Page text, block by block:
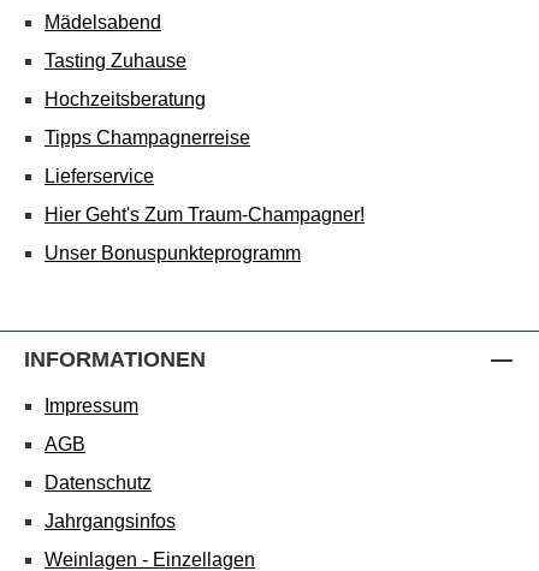
Mädelsabend
Tasting Zuhause
Hochzeitsberatung
Tipps Champagnerreise
Lieferservice
Hier Geht's Zum Traum-Champagner!
Unser Bonuspunkteprogramm
INFORMATIONEN
Impressum
AGB
Datenschutz
Jahrgangsinfos
Weinlagen - Einzellagen